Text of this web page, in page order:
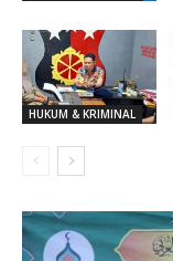
HUKUM & KRIMINAL